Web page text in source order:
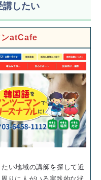
講したい
ンatCafe
い地域の講師を探して近